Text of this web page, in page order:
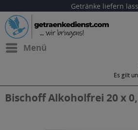
Getränke liefern
Menü
Es gilt
Bischoff Alkoholfrei 20 x